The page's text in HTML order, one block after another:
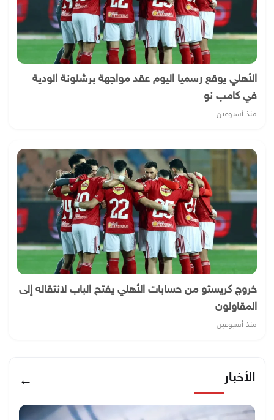
الأهلي يوقع رسميا اليوم عقد مواجهة برشلونة الودية
في كامب نو
منذ أسبوعين
خروج كريستو من حسابات الأهلي يفتح الباب لانتقاله إلى
المقاولون
منذ أسبوعين
الأخبار ←